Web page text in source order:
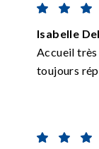
Isabelle
Accueil
toujours